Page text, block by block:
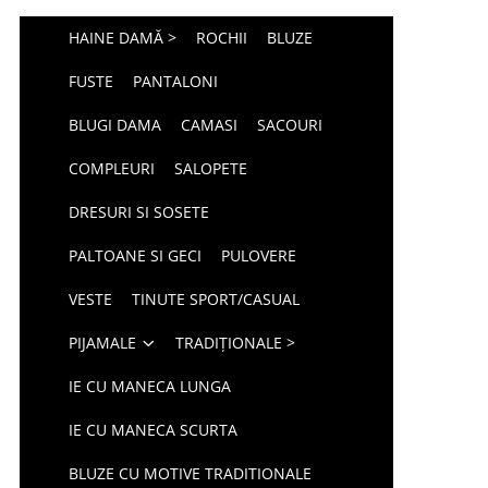
HAINE DAMĂ > ROCHII BLUZE
FUSTE PANTALONI
BLUGI DAMA CAMASI SACOURI
COMPLEURI SALOPETE
DRESURI SI SOSETE
PALTOANE SI GECI PULOVERE
VESTE TINUTE SPORT/CASUAL
PIJAMALE TRADIȚIONALE >
IE CU MANECA LUNGA
IE CU MANECA SCURTA
BLUZE CU MOTIVE TRADITIONALE